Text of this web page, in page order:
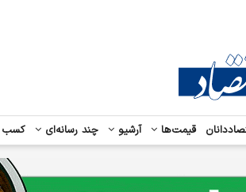
قیمت‌ها آرشیو چند رسانه‌ای کسب